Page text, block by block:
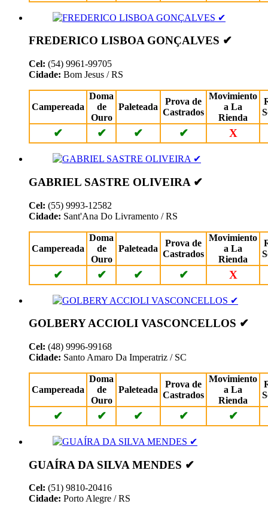
FREDERICO LISBOA GONÇALVES ✔
Cel: (54) 9961-99705
Cidade: Bom Jesus / RS
Campereada
Doma
de
Ouro
Paleteada
Prova de
Castrados
Movimiento
a La
Rienda
✔ ✔ ✔ ✔ X
GABRIEL SASTRE OLIVEIRA ✔
Cel: (55) 9993-12582
Cidade: Sant'Ana Do Livramento / RS
Campereada
Doma
de
Ouro
Paleteada
Prova de
Castrados
Movimiento
a La
Rienda
✔ ✔ ✔ ✔ X
GOLBERY ACCIOLI VASCONCELLOS ✔
Cel: (48) 9996-99168
Cidade: Santo Amaro Da Imperatriz / SC
Campereada
Doma
de
Ouro
Paleteada
Prova de
Castrados
Movimiento
a La
Rienda
✔ ✔ ✔ ✔ ✔
GUAÍRA DA SILVA MENDES ✔
Cel: (51) 9810-20416
Cidade: Porto Alegre / RS